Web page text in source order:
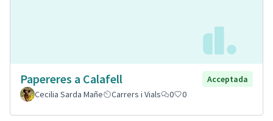
Papereres a Calafell
Acceptada
Cecilia Sarda Mañe
Carrers i Vials 0 0